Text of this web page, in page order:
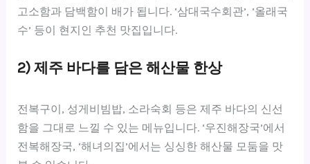
고소함과 담백함이 배가 됩니다. ‘삼대국수회관’, ‘올래국
수’ 등이 현지인 추천 맛집입니다.
2) 제주 바다를 담은 해산물 한상
전복구이, 성게비빔밥, 소라숙회 등은 제주 바다의 신선
함을 그대로 느낄 수 있는 메뉴입니다. ‘우진해장국’에서
전복해장국, ‘해녀의집’에서는 싱싱한 해산물 모둠을 맛